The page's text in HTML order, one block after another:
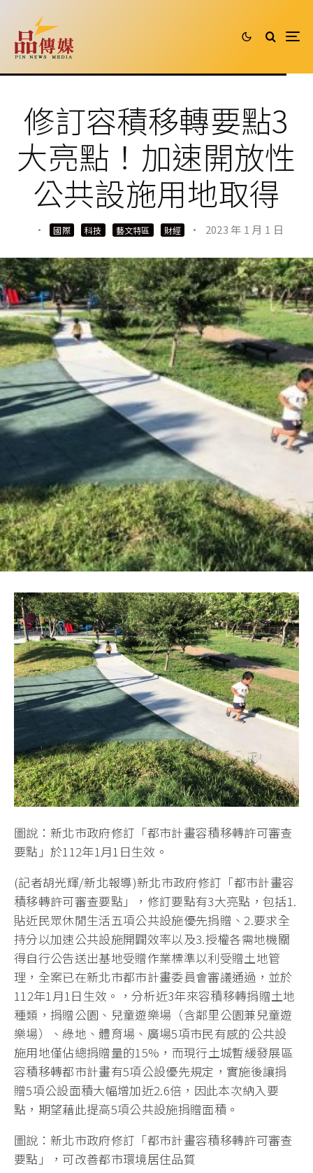
修訂容積移轉要點3
大亮點！加速開放性
公共設施用地取得
· 國際 科技 藝文特區 財經 · 2023 年 1 月 1 日
圖說：新北市政府修訂「都市計畫容積移轉許可審查
要點」於112年1月1日生效。
(記者胡光輝/新北報導)新北市政府修訂「都市計畫容
積移轉許可審查要點」，修訂要點有3大亮點，包括1.
貼近民眾休閒生活五項公共設施優先捐贈、2.要求全
持分以加速公共設施開闢效率以及3.授權各需地機關
得自行公告送出基地受贈作業標準以利受贈土地管
理，全案已在新北市都市計畫委員會審議通過，並於
112年1月1日生效。，分析近3年來容積移轉捐贈土地
種類，捐贈公園、兒童遊樂場（含鄰里公園兼兒童遊
樂場）、綠地、體育場、廣場5項市民有感的公共設
施用地僅佔總捐贈量的15%，而現行土城暫緩發展區
容積移轉都市計畫有5項公設優先規定，實施後讓捐
贈5項公設面積大幅增加近2.6倍，因此本次納入要
點，期望藉此提高5項公共設施捐贈面積。
圖說：新北市政府修訂「都市計畫容積移轉許可審查
要點」，可改善都市環境居住品質